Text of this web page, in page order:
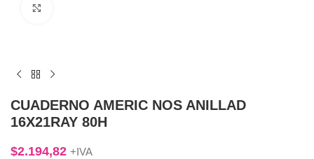
CUADERNO AMERIC NOS ANILLAD
16X21RAY 80H
$2.194,82 +IVA